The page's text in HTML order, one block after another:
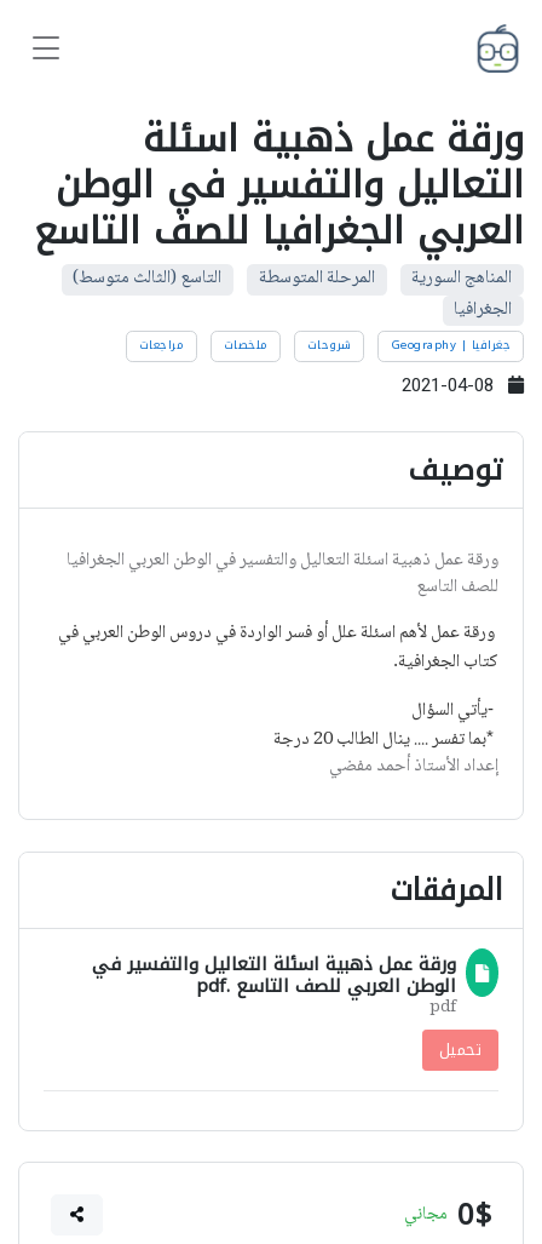
ورقة عمل ذهبية اسئلة
التعاليل والتفسير في الوطن
العربي الجغرافيا للصف التاسع
المناهج السورية المرحلة المتوسطة
التاسع (الثالث متوسط)
الجغرافيا
جغرافيا | Geography شروحات ملخصات مراجعات
توصيف
ورقة عمل ذهبية اسئلة التعاليل والتفسير في الوطن العربي الجغرافيا
للصف التاسع
ورقة عمل لأهم اسئلة علل أو فسر الواردة في دروس الوطن العربي في
كتاب الجغرافية.
-يأتي السؤال
*بما تفسر .... ينال الطالب 20 درجة
إعداد الأستاذ أحمد مفضي
المرفقات
ورقة عمل ذهبية اسئلة التعاليل والتفسير في
الوطن العربي للصف التاسع .pdf
pdf
تحميل
0$ مجاني